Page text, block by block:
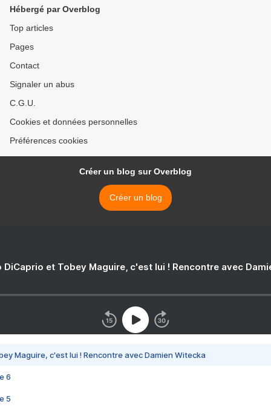
Hébergé par Overblog
Top articles
Pages
Contact
Signaler un abus
C.G.U.
Cookies et données personnelles
Préférences cookies
Créer un blog sur Overblog
Créer un blog
DiCaprio et Tobey Maguire, c'est lui ! Rencontre avec
Maguire, c'est lui ! Rencontre avec Damien Witecka
6
5